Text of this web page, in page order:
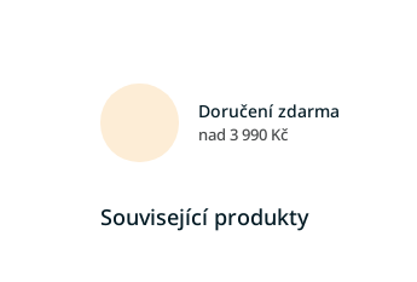
Doručení zdarma
nad 3 990 Kč
Související produkty